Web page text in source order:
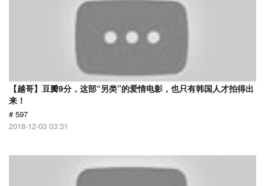
【越哥】豆瓣9分，这部“另类”的爱情电影，也只有韩国人才拍得出
来！
# 597
2018-12-03 03:31